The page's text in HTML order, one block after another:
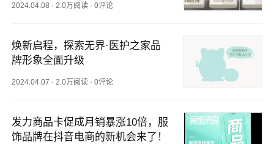
2024.04.08 ·2.0万阅读 ·0评论
焕新启程，探索无界·医护之家品
牌形象全面升级
2024.04.07 ·2.0万阅读 ·0评论
发力商品卡促成月销暴涨10倍，服
饰品牌在抖音电商的新机会来了！